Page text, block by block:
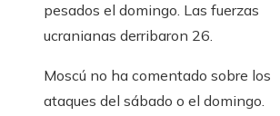
pesados ​​el domingo. Las fuerzas
ucranianas derribaron 26.
Moscú no ha comentado sobre los
ataques del sábado o el domingo.